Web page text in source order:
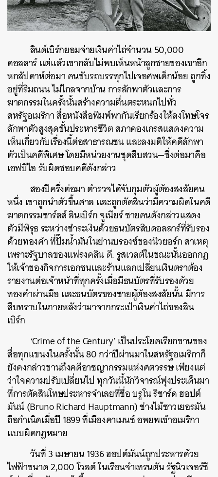
ลินด์เบิร์กยอมจ่ายเงินค่าไถ่จำนวน 50,000
ดอลลาร์ แต่แล้วเขากลับไม่พบเห็นหน้าลูกชายของเขาอีก
หกสัปดาห์ต่อมา คนขับรถบรรทุกไปเจอศพเด็กน้อย ถูกทิ้ง
อยู่ที่ริมถนน ไม่ไกลจากบ้าน การลักพาตัวและการ
ฆาตกรรมในครั้งนั้นสร้างความตื่นตระหนกไปทั่ว
สหรัฐอเมริกา สื่อหนังสือพิมพ์พากันเรียกร้องให้ลงโทษโจร
ลักพาตัวสูงสุดขั้นประหารชีวิต สภาคองเกรสแสดงความ
เห็นเกี่ยวกับเรื่องนี้ต่อสาธารณชน และลงมติให้คดีลักพา
ตัวเป็นคดีพิเศษ โดยมีหน่วยงานชุดสืบสวน—ซึ่งต่อมาคือ
เอฟบีไอ รับผิดชอบคดีดังกล่าว
สองปีครึ่งต่อมา ตำรวจได้จับกุมตัวผู้ต้องสงสัยคน
หนึ่ง เขาถูกนำตัวขึ้นศาล และถูกตัดสินว่ามีความผิดในคดี
ฆาตกรรมชาร์ลส์ ลินเบิร์ก จูเนียร์ ชายคนดังกล่าวแสดง
ตัวมีพิรุธ ระหว่างชำระเงินด้วยธนบัตรสิบดอลลาร์ที่รับรอง
ด้วยทองคำ ที่ปั๊มน้ำมันในย่านบรองซ์ของนิวยอร์ก สาเหตุ
เพราะรัฐบาลของแฟรงคลิน ดี. รูสเวลต์ในขณะนั้นออกกฎ
ให้เจ้าของกิจการเอกชนและร้านแลกเปลี่ยนเงินตราต้อง
รายงานต่อเจ้าหน้าที่ทุกครั้งเมื่อมีธนบัตรที่รับรองด้วย
ทองคำผ่านมือ และธนบัตรของชายผู้ต้องสงสัยนั้น มีการ
สืบทราบในภายหลังว่ามาจากกระเป๋าเงินค่าไถ่ของลิน
เบิร์ก
‘Crime of the Century’ เป็นประโยคเรียกขานของ
สื่อทุกแขนงในครั้งนั้น 80 กว่าปีผ่านมาในสหรัฐอเมริกาก็
ยังคงกล่าวขานถึงคดีอาชญากรรมแห่งศตวรรษ เพียงแต่
ว่าใจความปรับเปลี่ยนไป ทุกวันนี้นักวิจารณ์พุ่งประเด็นมา
ที่การตัดสินโทษประหารจำเลยที่ชื่อ บรูโน ริชาร์ด ฮอปต์
มันน์ (Bruno Richard Hauptmann) ช่างไม้ชาวเยอรมัน
ถือกำเนิดเมื่อปี 1899 ที่เมืองคาเมนซ์ อพยพเข้าอเมริกา
แบบผิดกฎหมาย
วันที่ 3 เมษายน 1936 ฮอปต์มันน์ถูกประหารด้วย
ไฟฟ้าขนาด 2,000 โวลต์ ในเรือนจำเทรนตัน รัฐนิวเจอร์ซี